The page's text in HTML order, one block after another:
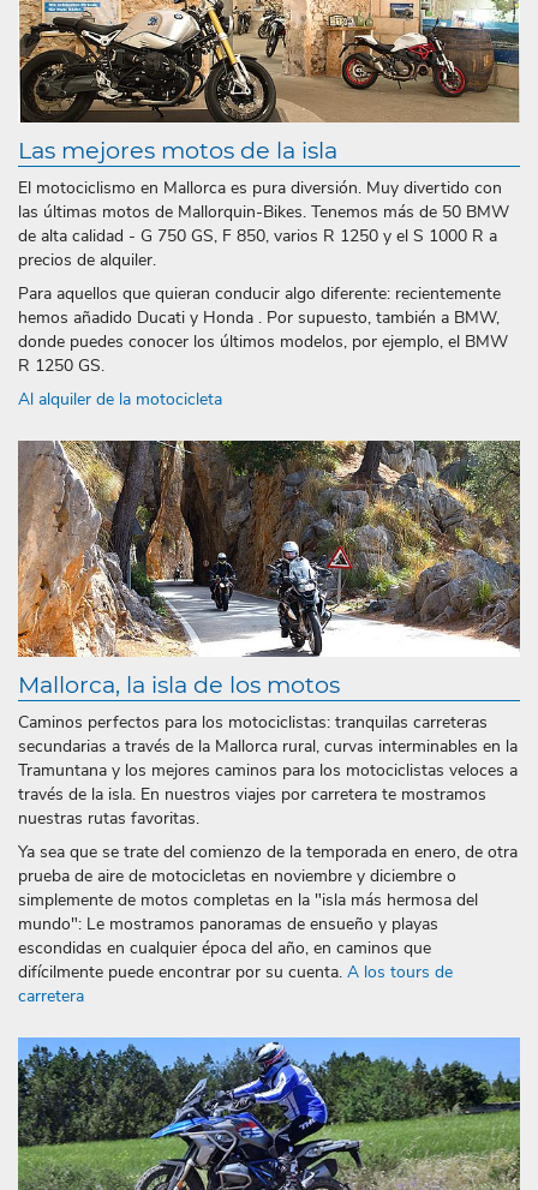
Las mejores motos de la isla
El motociclismo en Mallorca es pura diversión. Muy divertido con
las últimas motos de Mallorquin-Bikes. Tenemos más de 50 BMW
de alta calidad - G 750 GS, F 850, varios R 1250 y el S 1000 R a
precios de alquiler.
Para aquellos que quieran conducir algo diferente: recientemente
hemos añadido Ducati y Honda . Por supuesto, también a BMW,
donde puedes conocer los últimos modelos, por ejemplo, el BMW
R 1250 GS.
Al alquiler de la motocicleta
Mallorca, la isla de los motos
Caminos perfectos para los motociclistas: tranquilas carreteras
secundarias a través de la Mallorca rural, curvas interminables en la
Tramuntana y los mejores caminos para los motociclistas veloces a
través de la isla. En nuestros viajes por carretera te mostramos
nuestras rutas favoritas.
Ya sea que se trate del comienzo de la temporada en enero, de otra
prueba de aire de motocicletas en noviembre y diciembre o
simplemente de motos completas en la "isla más hermosa del
mundo": Le mostramos panoramas de ensueño y playas
escondidas en cualquier época del año, en caminos que
difícilmente puede encontrar por su cuenta. A los tours de
carretera